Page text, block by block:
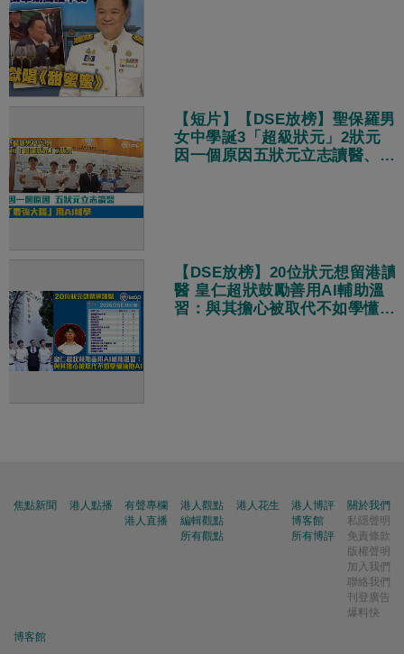
【短片】【DSE放榜】聖保羅男
女中學誕3「超級狀元」2狀元
因一個原因五狀元立志讀醫、
【DSE放榜】20位狀元想留港讀
醫 皇仁超狀鼓勵善用AI輔助溫
習：與其擔心被取代不如學懂擁
焦點新聞 港人點播
有聲專欄
港人直播
港人觀點
編輯觀點
所有觀點
港人花生
港人博評
博客館
所有博評
關於我們
私隱聲明
免責條款
版權聲明
加入我們
聯絡我們
刊登廣告
爆料快
博客館